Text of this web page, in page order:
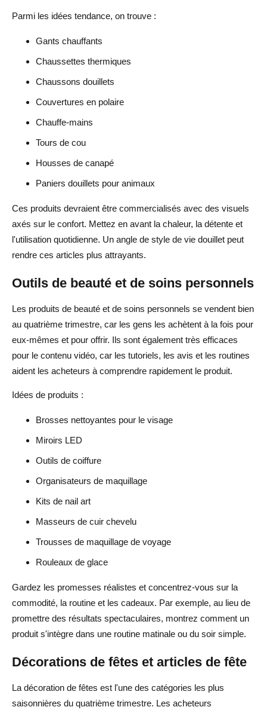
Parmi les idées tendance, on trouve :
Gants chauffants
Chaussettes thermiques
Chaussons douillets
Couvertures en polaire
Chauffe-mains
Tours de cou
Housses de canapé
Paniers douillets pour animaux
Ces produits devraient être commercialisés avec des visuels
axés sur le confort. Mettez en avant la chaleur, la détente et
l'utilisation quotidienne. Un angle de style de vie douillet peut
rendre ces articles plus attrayants.
Outils de beauté et de soins personnels
Les produits de beauté et de soins personnels se vendent bien
au quatrième trimestre, car les gens les achètent à la fois pour
eux-mêmes et pour offrir. Ils sont également très efficaces
pour le contenu vidéo, car les tutoriels, les avis et les routines
aident les acheteurs à comprendre rapidement le produit.
Idées de produits :
Brosses nettoyantes pour le visage
Miroirs LED
Outils de coiffure
Organisateurs de maquillage
Kits de nail art
Masseurs de cuir chevelu
Trousses de maquillage de voyage
Rouleaux de glace
Gardez les promesses réalistes et concentrez-vous sur la
commodité, la routine et les cadeaux. Par exemple, au lieu de
promettre des résultats spectaculaires, montrez comment un
produit s'intègre dans une routine matinale ou du soir simple.
Décorations de fêtes et articles de fête
La décoration de fêtes est l'une des catégories les plus
saisonnières du quatrième trimestre. Les acheteurs